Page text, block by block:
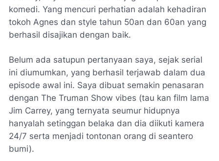
komedi. Yang mencuri perhatian adalah kehadiran
tokoh Agnes dan style tahun 50an dan 60an yang
berhasil disajikan dengan baik.
Belum ada satupun pertanyaan saya, sejak serial
ini diumumkan, yang berhasil terjawab dalam dua
episode awal ini. Saya dibuat semakin penasaran
dengan The Truman Show vibes (tau kan film lama
Jim Carrey, yang ternyata seumur hidupnya
hanyalah setinggan belaka dan dia diikuti kamera
24/7 serta menjadi tontonan orang di seantero
bumi).